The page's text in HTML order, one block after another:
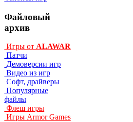
Файловый
архив
Игры от ALAWAR
Патчи
Демоверсии игр
Видео из игр
Софт, драйверы
Популярные
файлы
Флеш игры
Игры Armor Games